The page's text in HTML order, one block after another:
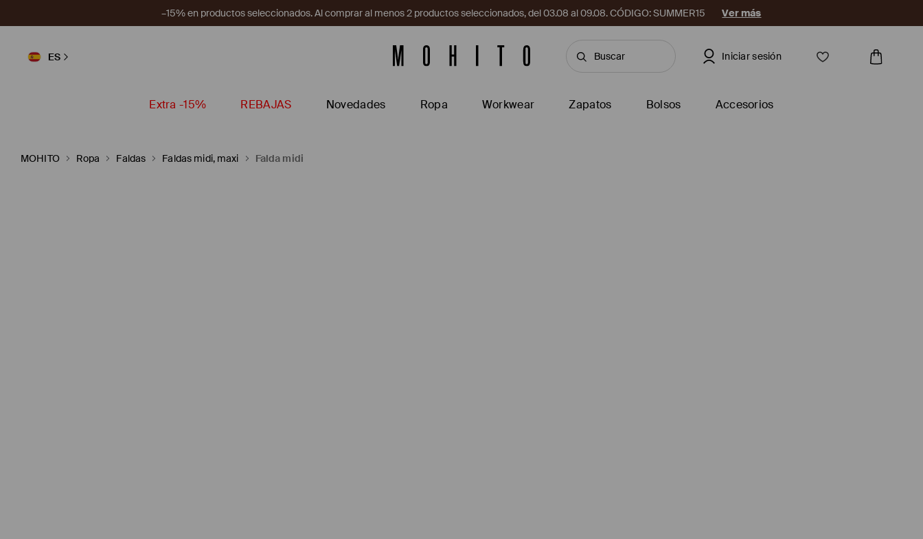
–15% en productos seleccionados. Al comprar al menos 2 productos seleccionados, del 03.08 al 09.08. CÓDIGO: SUMMER15 Ver más
ES Iniciar sesión
Extra -15% REBAJAS Novedades Ropa Workwear Zapatos Bolsos Accesorios
MOHITO Ropa Faldas Faldas midi, maxi Falda midi